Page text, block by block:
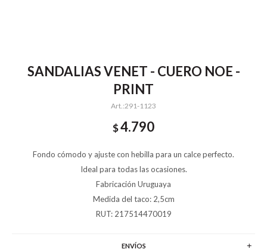
SANDALIAS VENET - CUERO NOE -
PRINT
291-1123
$4.790
Fondo cómodo y ajuste con hebilla para un calce perfecto.
Ideal para todas las ocasiones.
Fabricación Uruguaya
Medida del taco: 2,5cm
RUT: 217514470019
ENVÍOS